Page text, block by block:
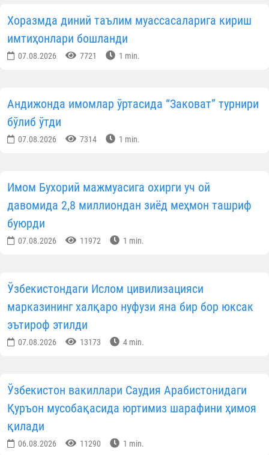
Хоразмда диний таълим муассасаларига кириш
имтиҳонлари бошланди
07.08.2026 7721 1 min.
Андижонда имомлар ўртасида “Заковат” турнири
бўлиб ўтди
07.08.2026 7314 1 min.
Имом Бухорий мажмуасига охирги уч ой
давомида 2,8 миллиондан зиёд меҳмон ташриф
буюрди
07.08.2026 11972 1 min.
Ўзбекистондаги Ислом цивилизацияси
марказининг халқаро нуфузи яна бир бор юксак
эътироф этилди
07.08.2026 13173 4 min.
Ўзбекистон вакиллари Саудия Арабистонидаги
Қуръон мусобақасида юртимиз шарафини ҳимоя
қилади
06.08.2026 11290 1 min.